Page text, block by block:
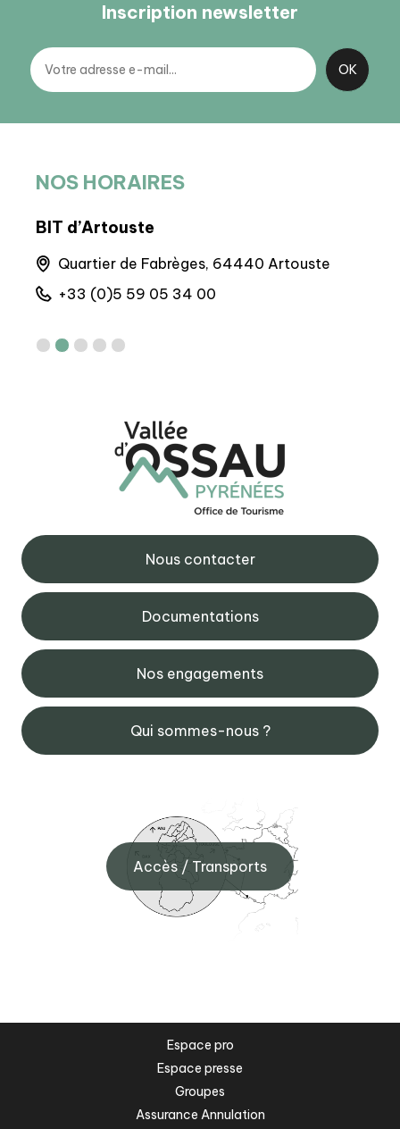
Inscription newsletter
NOS HORAIRES
BIT d’Artouste
Quartier de Fabrèges, 64440 Artouste
+33 (0)5 59 05 34 00
Nous contacter
Documentations
Nos engagements
Qui sommes-nous ?
Accès / Transports
Espace pro
Espace presse
Groupes
Assurance Annulation